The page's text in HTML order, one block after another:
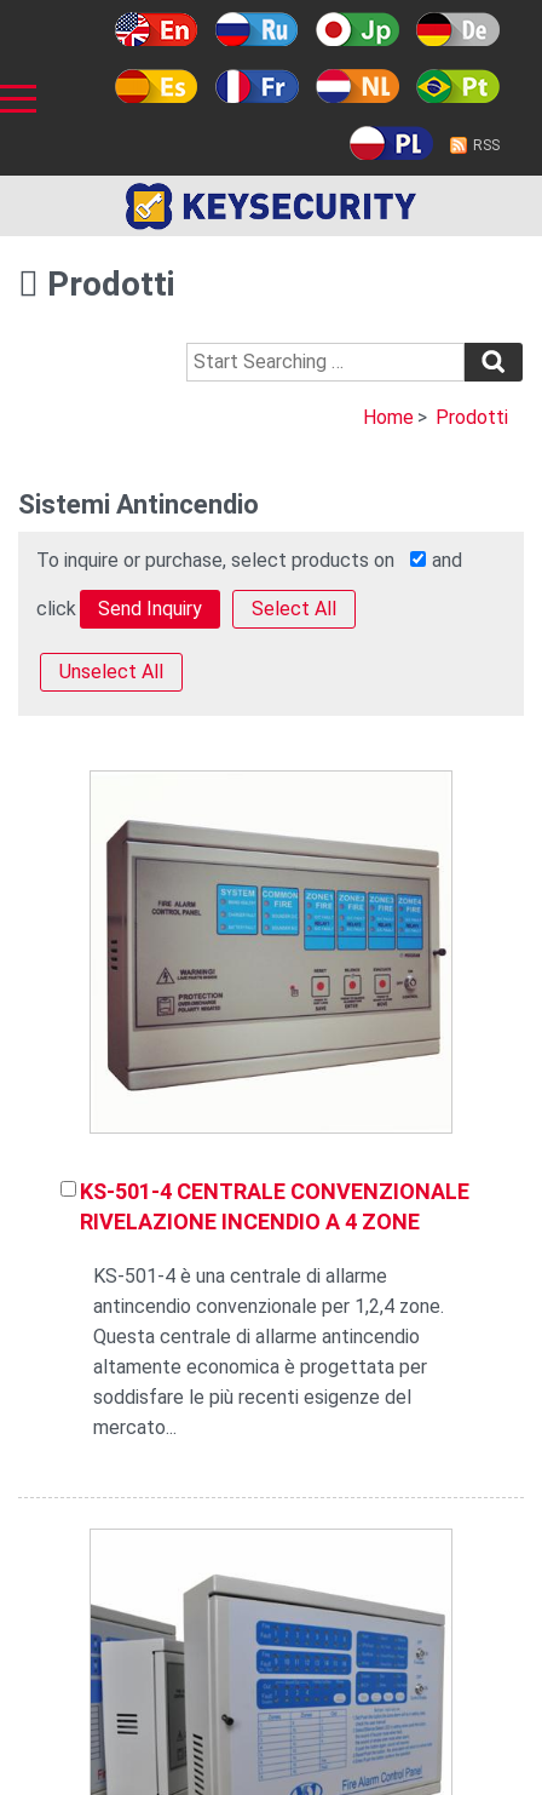
RSS
Prodotti
Home > Prodotti
Sistemi Antincendio
To inquire or purchase, select products on and
click Select All
Unselect All
KS-501-4 CENTRALE CONVENZIONALE
RIVELAZIONE INCENDIO A 4 ZONE
KS-501-4 è una centrale di allarme
antincendio convenzionale per 1,2,4 zone.
Questa centrale di allarme antincendio
altamente economica è progettata per
soddisfare le più recenti esigenze del
mercato...